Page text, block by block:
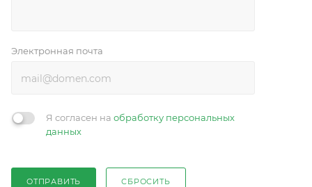
Электронная почта
Я согласен на обработку персональных
данных
ОТПРАВИТЬ СБРОСИТЬ